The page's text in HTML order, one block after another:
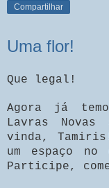
Compartilhar
Uma flor!
Que legal!
Agora já
Lavras
vinda,
um espaço
Participe,